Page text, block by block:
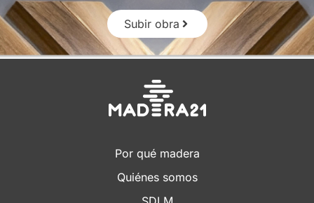
Subir obra
Por qué madera
Quiénes somos